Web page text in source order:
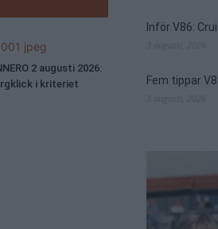
2 augusti 2026:
i kriteriet
Inför V86:
Fem tippar